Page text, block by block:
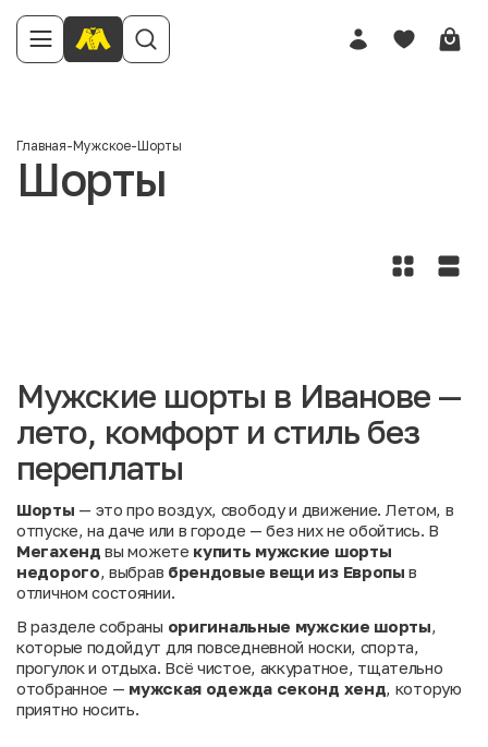
Главная-Мужское-Шорты
Шорты
Мужские шорты в Иванове —
лето, комфорт и стиль без
переплаты
Шорты — это про воздух, свободу и движение. Летом, в
отпуске, на даче или в городе — без них не обойтись. В
Мегахенд вы можете купить мужские шорты
недорого, выбрав брендовые вещи из Европы в
отличном состоянии.
В разделе собраны оригинальные мужские шорты,
которые подойдут для повседневной носки, спорта,
прогулок и отдыха. Всё чистое, аккуратное, тщательно
отобранное — мужская одежда секонд хенд, которую
приятно носить.